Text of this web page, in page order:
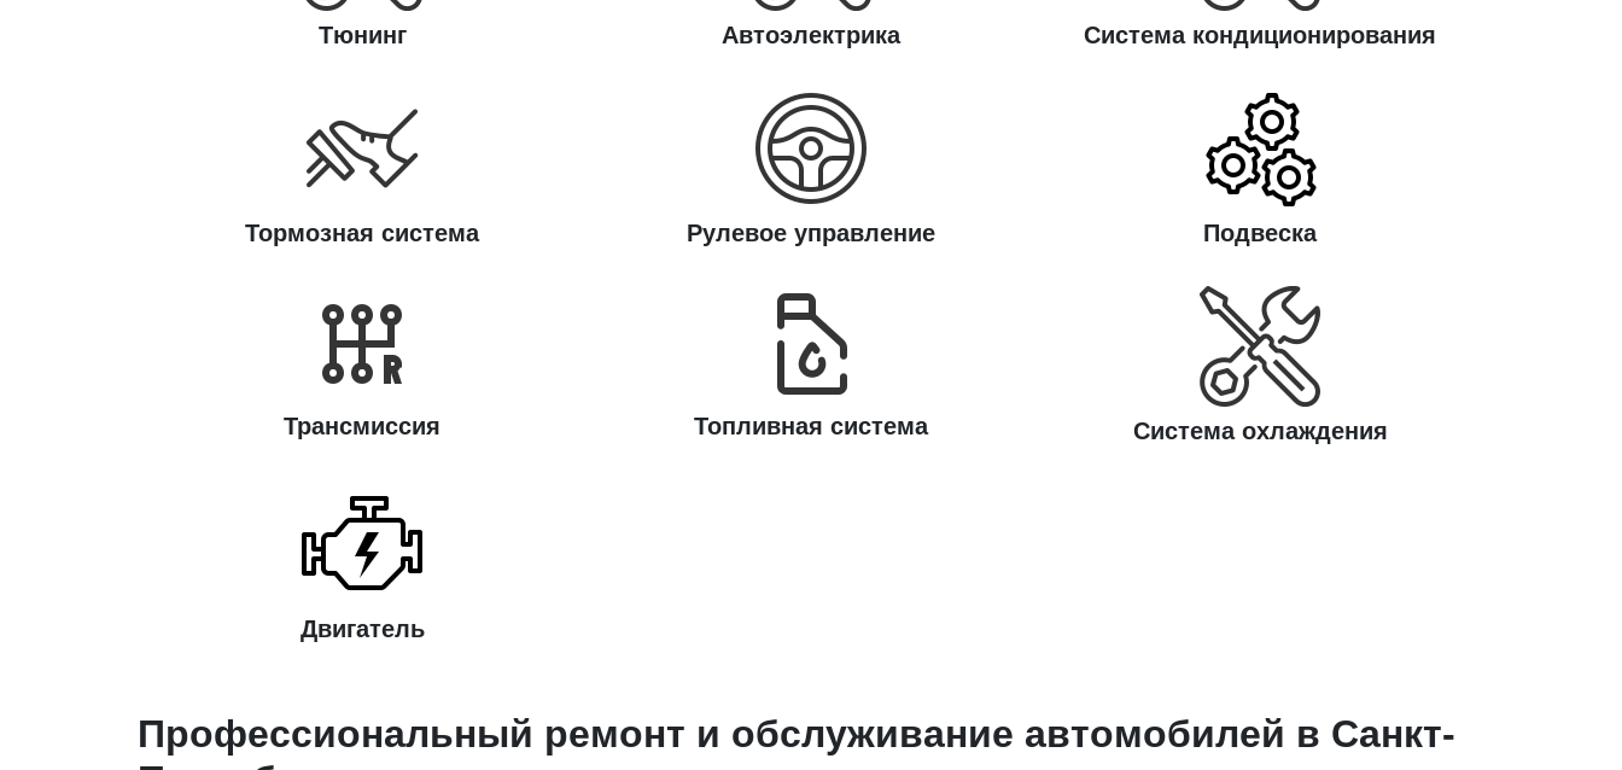
Тюнинг Автоэлектрика Cистема кондиционирования
Тормозная система Рулевое управление Подвеска
Трансмиссия Топливная система Система охлаждения
Двигатель
Профессиональный ремонт и обслуживание автомобилей в Санкт-